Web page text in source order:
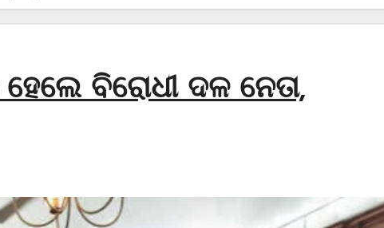
ବିରୋଧୀ ଦଳ ନେତା,